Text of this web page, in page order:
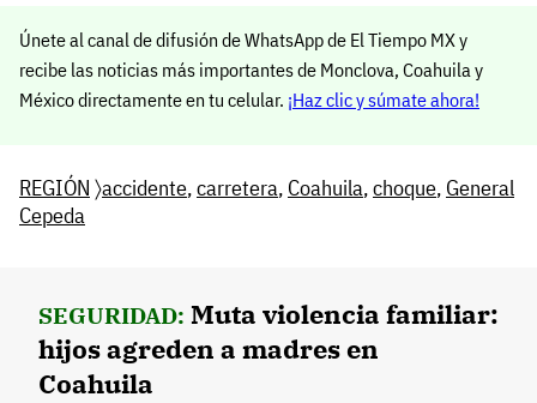
Únete al canal de difusión de WhatsApp de El Tiempo MX y
recibe las noticias más importantes de Monclova, Coahuila y
México directamente en tu celular. ¡Haz clic y súmate ahora!
REGIÓN 〉accidente,carretera, Coahuila,choque, General
Cepeda
SEGURIDAD: Muta violencia familiar:
hijos agreden a madres en
Coahuila